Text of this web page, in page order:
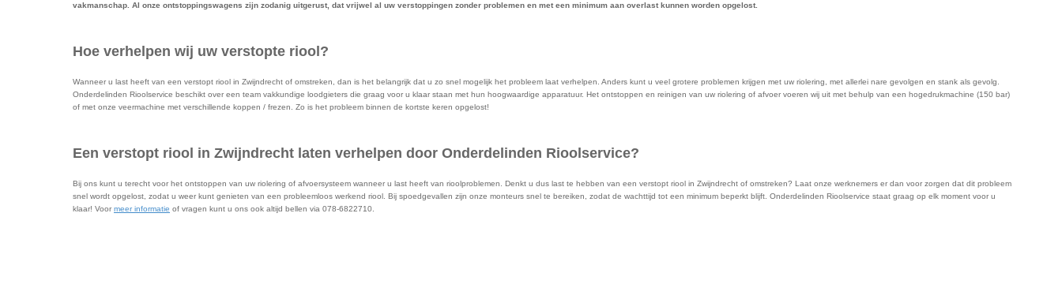
vakmanschap. Al onze ontstoppingswagens zijn zodanig uitgerust, dat vrijwel al uw verstoppingen zonder problemen en met een minimum aan overlast kunnen worden opgelost.
Hoe verhelpen wij uw verstopte riool?
Wanneer u last heeft van een verstopt riool in Zwijndrecht of omstreken, dan is het belangrijk dat u zo snel mogelijk het probleem laat verhelpen. Anders kunt u veel grotere problemen krijgen met uw riolering, met allerlei nare gevolgen en stank als gevolg.
Onderdelinden Rioolservice beschikt over een team vakkundige loodgieters die graag voor u klaar staan met hun hoogwaardige apparatuur. Het ontstoppen en reinigen van uw riolering of afvoer voeren wij uit met behulp van een hogedrukmachine (150 bar)
of met onze veermachine met verschillende koppen / frezen. Zo is het probleem binnen de kortste keren opgelost!
Een verstopt riool in Zwijndrecht laten verhelpen door Onderdelinden Rioolservice?
Bij ons kunt u terecht voor het ontstoppen van uw riolering of afvoersysteem wanneer u last heeft van rioolproblemen. Denkt u dus last te hebben van een verstopt riool in Zwijndrecht of omstreken? Laat onze werknemers er dan voor zorgen dat dit probleem
snel wordt opgelost, zodat u weer kunt genieten van een probleemloos werkend riool. Bij spoedgevallen zijn onze monteurs snel te bereiken, zodat de wachttijd tot een minimum beperkt blijft. Onderdelinden Rioolservice staat graag op elk moment voor u
klaar! Voor meer informatie of vragen kunt u ons ook altijd bellen via 078-6822710.